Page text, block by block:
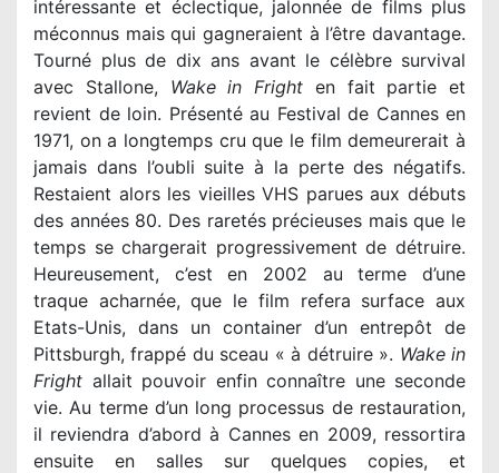
intéressante et éclectique, jalonnée de films plus
méconnus mais qui gagneraient à l’être davantage.
Tourné plus de dix ans avant le célèbre survival
avec Stallone, Wake in Fright en fait partie et
revient de loin. Présenté au Festival de Cannes en
1971, on a longtemps cru que le film demeurerait à
jamais dans l’oubli suite à la perte des négatifs.
Restaient alors les vieilles VHS parues aux débuts
des années 80. Des raretés précieuses mais que le
temps se chargerait progressivement de détruire.
Heureusement, c’est en 2002 au terme d’une
traque acharnée, que le film refera surface aux
Etats-Unis, dans un container d’un entrepôt de
Pittsburgh, frappé du sceau « à détruire ». Wake in
Fright allait pouvoir enfin connaître une seconde
vie. Au terme d’un long processus de restauration,
il reviendra d’abord à Cannes en 2009, ressortira
ensuite en salles sur quelques copies, et